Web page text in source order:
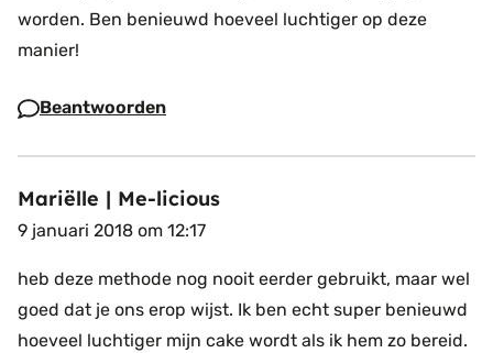
worden. Ben benieuwd hoeveel luchtiger op deze
manier!
Beantwoorden
Mariëlle | Me-licious
9 januari 2018 om 12:17
heb deze methode nog nooit eerder gebruikt, maar wel
goed dat je ons erop wijst. Ik ben echt super benieuwd
hoeveel luchtiger mijn cake wordt als ik hem zo bereid.